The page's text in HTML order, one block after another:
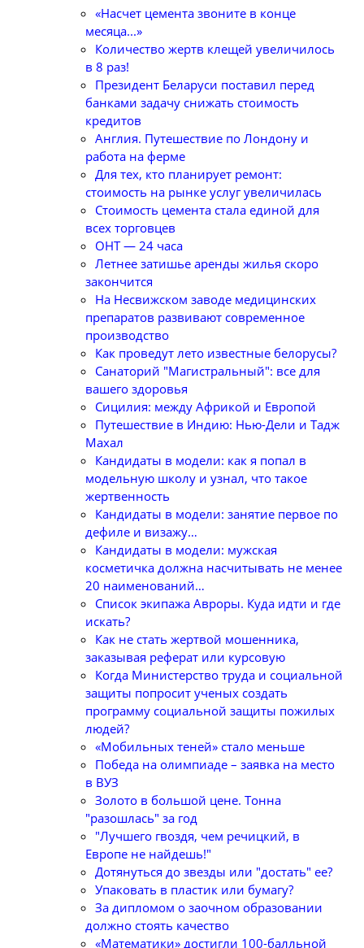
«Насчет цемента звоните в конце
месяца...»
Количество жертв клещей увеличилось
в 8 раз!
Президент Беларуси поставил перед
банками задачу снижать стоимость
кредитов
Англия. Путешествие по Лондону и
работа на ферме
Для тех, кто планирует ремонт:
стоимость на рынке услуг увеличилась
Стоимость цемента стала единой для
всех торговцев
ОНТ — 24 часа
Летнее затишье аренды жилья скоро
закончится
На Несвижском заводе медицинских
препаратов развивают современное
производство
Как проведут лето известные белорусы?
Санаторий "Магистральный": все для
вашего здоровья
Сицилия: между Африкой и Европой
Путешествие в Индию: Нью-Дели и Тадж
Махал
Кандидаты в модели: как я попал в
модельную школу и узнал, что такое
жертвенность
Кандидаты в модели: занятие первое по
дефиле и визажу…
Кандидаты в модели: мужская
косметичка должна насчитывать не менее
20 наименований…
Список экипажа Авроры. Куда идти и где
искать?
Как не стать жертвой мошенника,
заказывая реферат или курсовую
Когда Министерство труда и социальной
защиты попросит ученых создать
программу социальной защиты пожилых
людей?
«Мобильных теней» стало меньше
Победа на олимпиаде – заявка на место
в ВУЗ
Золото в большой цене. Тонна
"разошлась" за год
"Лучшего гвоздя, чем речицкий, в
Европе не найдешь!"
Дотянуться до звезды или "достать" ее?
Упаковать в пластик или бумагу?
За дипломом о заочном образовании
должно стоять качество
«Математики» достигли 100-балльной